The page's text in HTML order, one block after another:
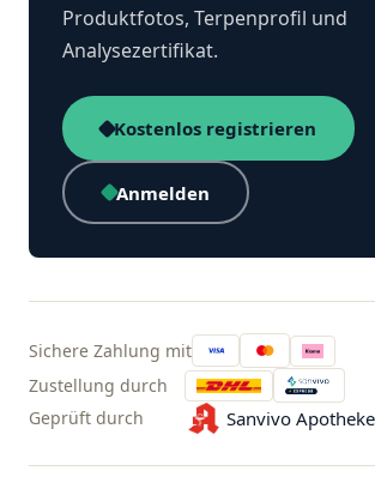
Produktfotos, Terpenprofil und
Analysezertifikat.
Kostenlos registrieren
Anmelden
Sichere Zahlung mit
Zustellung durch
Geprüft durch
Sanvivo Apotheke